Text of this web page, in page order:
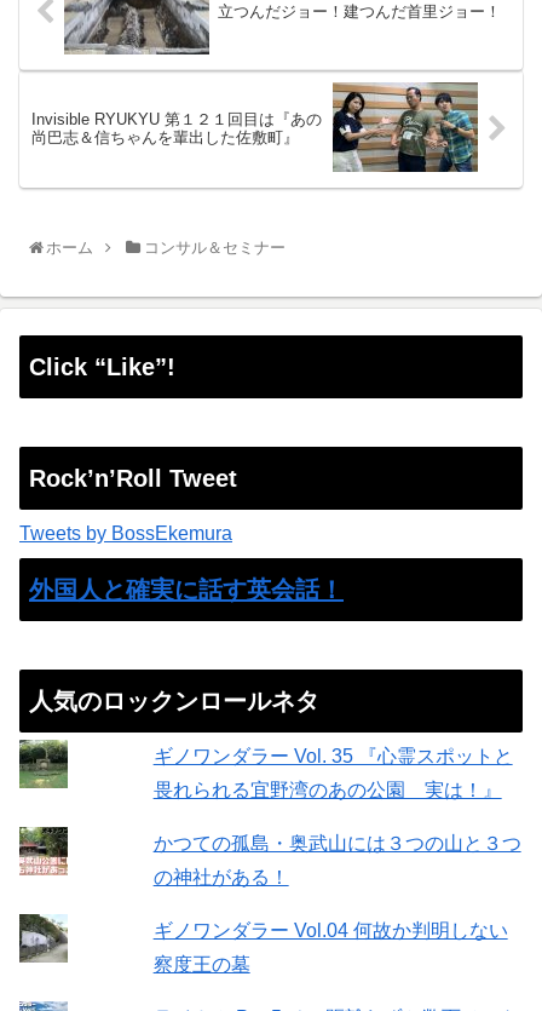
立つんだジョー！建つんだ首里ジョー！
Invisible RYUKYU 第１２１回目は『あの
尚巴志＆信ちゃんを輩出した佐敷町』
ホーム コンサル＆セミナー
Click “Like”!
Rock’n’Roll Tweet
Tweets by BossEkemura
外国人と確実に話す英会話！
人気のロックンロールネタ
ギノワンダラー Vol. 35 『心霊スポットと
畏れられる宜野湾のあの公園 実は！』
かつての孤島・奥武山には３つの山と３つ
の神社がある！
ギノワンダラー Vol.04 何故か判明しない
察度王の墓